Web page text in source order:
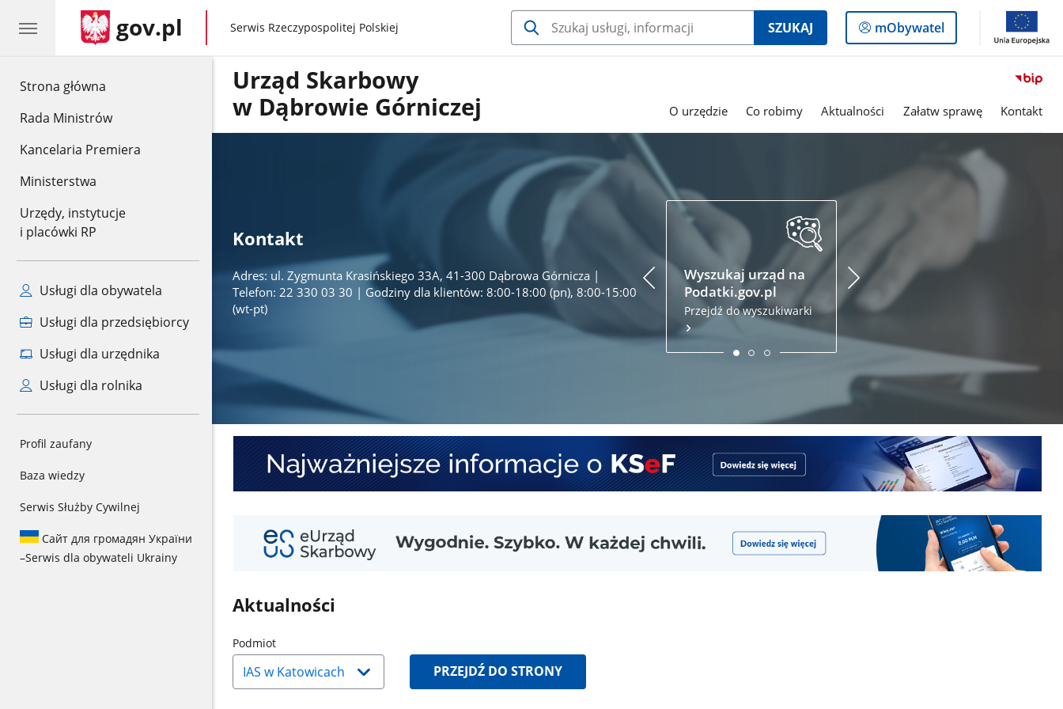
Strona główna
Rada Ministrów
Kancelaria Premiera
Ministerstwa
Urzędy, instytucje
i placówki RP
Usługi dla obywatela
Usługi dla przedsiębiorcy
Usługi dla urzędnika
Usługi dla rolnika
Profil zaufany
Baza wiedzy
Serwis Służby Cywilnej
Сайт для громадян України
–Serwis dla obywateli Ukrainy
gov.pl gov.pl
Serwis Rzeczypospolitej Polskiej SZUKAJ
Logowanie
do
mObywatel
Urząd Skarbowy
w Dąbrowie Górniczej
O urzędzie Co robimy Aktualności Załatw sprawę Kontakt
Kontakt
Adres: ul. Zygmunta Krasińskiego 33A, 41-300 Dąbrowa Górnicza |
Telefon: 22 330 03 30 | Godziny dla klientów: 8:00-18:00 (pn), 8:00-15:00
(wt-pt)
Wyszukaj urząd na
Podatki.gov.pl
Przejdź do wyszukiwarki
Podatki.gov.pl
Złóż zeznanie podatkowe
przez internet
Najważniejsze
informacje
KSeF
Aktualności
PodmiotNaciśnij
strzałkę
w
dół,
PRZEJDŹ DO STRONY